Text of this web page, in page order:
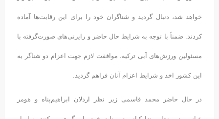
خواهد شد، دنبال گردید و شناگران خود را برای این رقابت‌ها آماده
کردند. ضمناً با توجه به شرایط حال حاضر و رایزنی‌های صورت‌گرفته با
مسئولین ورزش‌های آبی ترکیه، موافقت لازم جهت اعزام دو شناگر به
این کشور اخذ و شرایط اعزام آنان فراهم گردید.
در حال حاضر محمد قاسمی زیر نظر اردلان ابراهیم‌پناه و هومر